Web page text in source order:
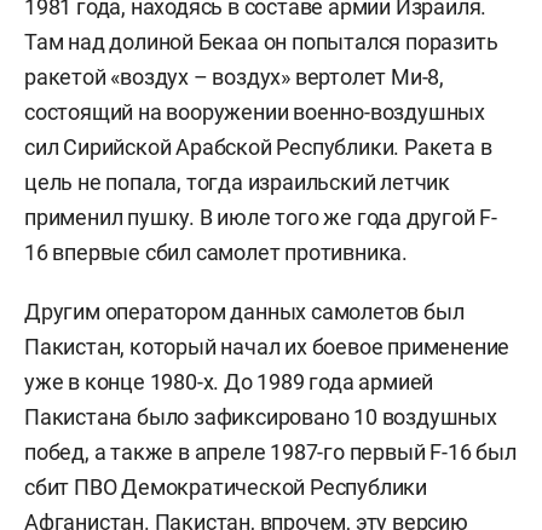
1981 года, находясь в составе армии Израиля.
Там над долиной Бекаа он попытался поразить
ракетой «воздух – воздух» вертолет Ми-8,
состоящий на вооружении военно-воздушных
сил Сирийской Арабской Республики. Ракета в
цель не попала, тогда израильский летчик
применил пушку. В июле того же года другой F-
16 впервые сбил самолет противника.
Другим оператором данных самолетов был
Пакистан, который начал их боевое применение
уже в конце 1980-х. До 1989 года армией
Пакистана было зафиксировано 10 воздушных
побед, а также в апреле 1987-го первый F-16 был
сбит ПВО Демократической Республики
Афганистан. Пакистан, впрочем, эту версию